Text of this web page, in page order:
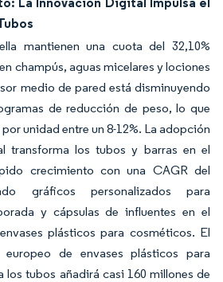
mantienen una cuota del 32,10%
champús, aguas micelares y lociones
medio de pared está disminuyendo
de reducción de peso, lo que
unidad entre un 8-12%. La adopción
transforma los tubos y barras en el
crecimiento con una CAGR del
gráficos personalizados para
y cápsulas de influentes en el
plásticos para cosméticos. El
de envases plásticos para
tubos añadirá casi 160 millones de